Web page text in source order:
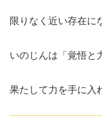
限りなく近い存在に
いのじんは「覚悟と
果たして力を手に入